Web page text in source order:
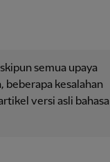
semua upaya
beberapa kesalahan
versi asli bahasa